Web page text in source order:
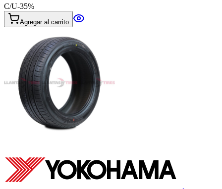
C/U-35%
Agregar al carrito